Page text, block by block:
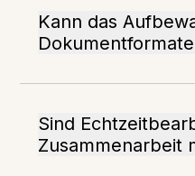
Kann das
Sind
Zusammenarbeit